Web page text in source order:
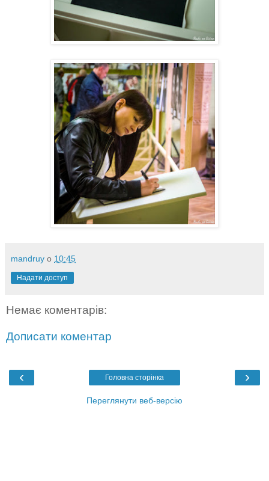
mandruy о 10:45
Надати доступ
Немає коментарів:
Дописати коментар
‹ ›
Головна сторінка
Переглянути веб-версію